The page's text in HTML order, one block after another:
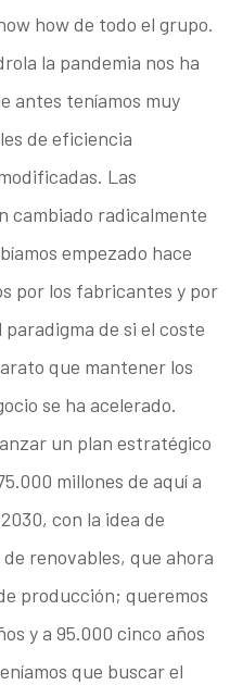
how de todo el grupo.
la pandemia nos ha
antes teníamos muy
de eficiencia
Las
cambiado radicalmente
empezado hace
por los fabricantes y por
de si el coste
que mantener los
se ha acelerado.
un plan estratégico
millones de aquí a
con la idea de
renovables, que ahora
producción; queremos
y a 95.000 cinco años
que buscar el